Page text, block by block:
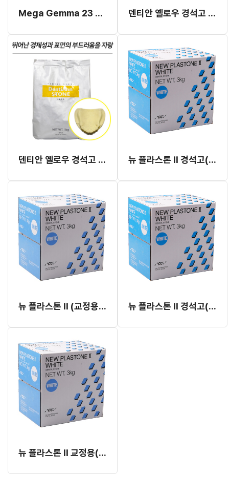
Mega Gemma 23 경석고 18kg 덴티안 옐로우 경석고 10kg
덴티안 옐로우 경석고 1kg 뉴 플라스톤 II 경석고(Yellow) 18kg
뉴 플라스톤 II (교정용 White) 3kg 뉴 플라스톤 II 경석고(Yellow) 3kg
뉴 플라스톤 II 교정용(White) 18kg